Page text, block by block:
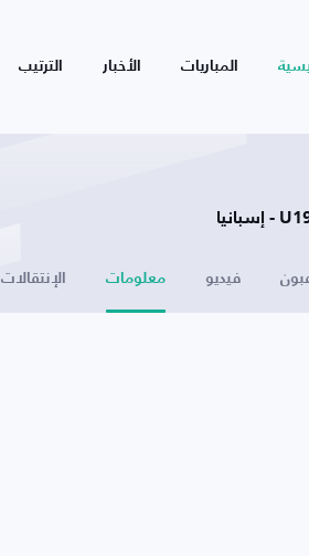
المباريات الأخبار الترتيب
فيديو معلومات الإنتقالات